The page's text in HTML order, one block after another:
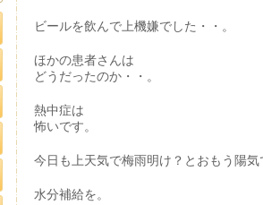
ビールを飲んで上機嫌でした・・。
ほかの患者さんは
どうだったのか・・。
熱中症は
怖いです。
今日も上天気で梅雨明け？とおもう陽気
水分補給を。